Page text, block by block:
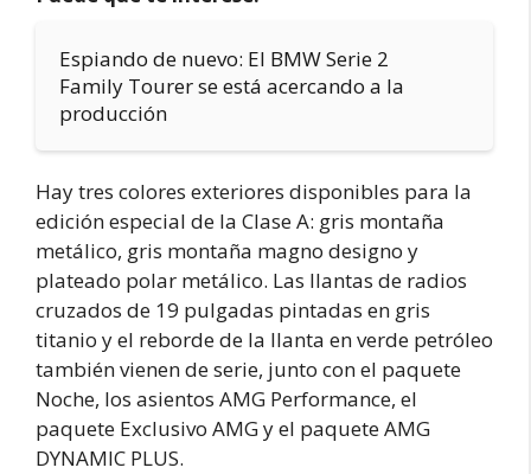
Espiando de nuevo: El BMW Serie 2
Family Tourer se está acercando a la
producción
Hay tres colores exteriores disponibles para la
edición especial de la Clase A: gris montaña
metálico, gris montaña magno designo y
plateado polar metálico. Las llantas de radios
cruzados de 19 pulgadas pintadas en gris
titanio y el reborde de la llanta en verde petróleo
también vienen de serie, junto con el paquete
Noche, los asientos AMG Performance, el
paquete Exclusivo AMG y el paquete AMG
DYNAMIC PLUS.